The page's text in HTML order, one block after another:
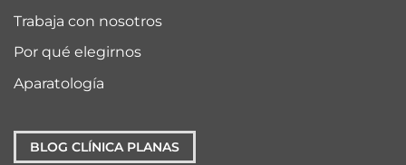
Trabaja con nosotros
Por qué elegirnos
Aparatología
BLOG CLÍNICA PLANAS